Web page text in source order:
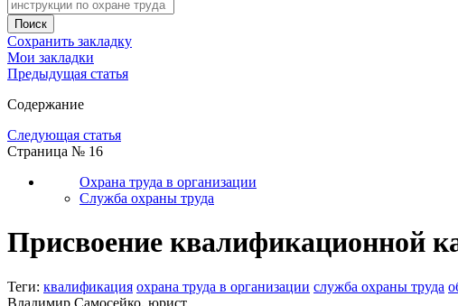
Сохранить закладку
Мои закладки
Предыдущая статья
Содержание
Следующая статья
Страница № 16
Охрана труда в организации
Служба охраны труда
Присвоение квалификационной
Теги: квалификация охрана труда в организации служба охраны труда
Владимир Самосейко, юрист